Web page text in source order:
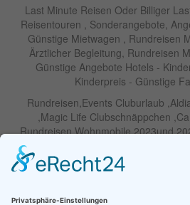
Last Minute Reisen Oder Billiger
Reisentouren , Sonderangebote,
Günstige Mietwagen , Rundreisen
Ärztlicher Begleitung, Rundreisen
Günstige Angebote Hotels -
Kinderpreis - Günstige
Rundreisen,Events Cluburlaub
,Magic Life Clubschnäppchen
Rundreisen Wohnmobile 2023und
Weihnachtreisen 2022 und 2023 ,
Namibia, Wohnmobile , Billige
Mietwagentouren , Billige